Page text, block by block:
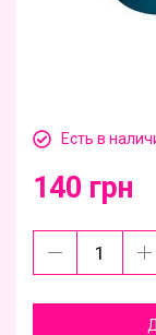
Есть в
140 грн